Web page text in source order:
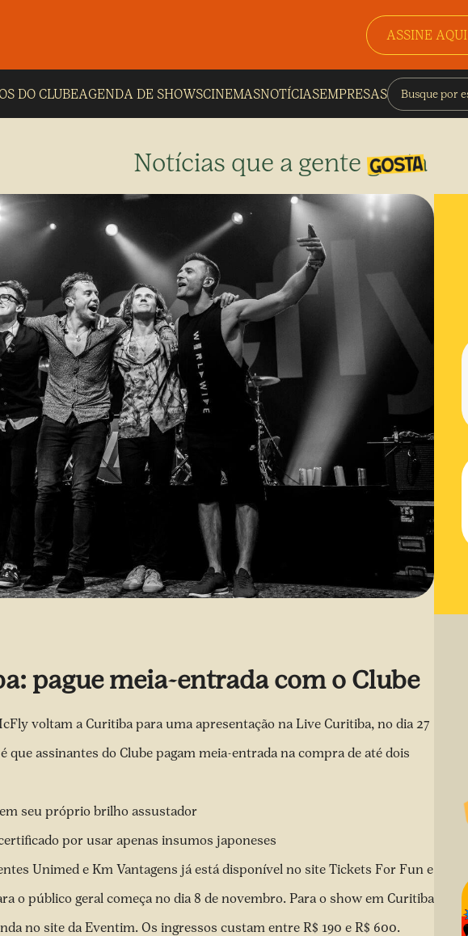
ASSINE AQUI
DO CLUBEAGENDA DE SHOWSCINEMASNOTÍCIASEMPRESAS
Notícias que a gente gosta
pague meia-entrada com o Clube
voltam a Curitiba para uma apresentação na Live Curitiba, no dia 27
que assinantes do Clube pagam meia-entrada na compra de até dois
seu próprio brilho assustador
por usar apenas insumos japoneses
Unimed e Km Vantagens já está disponível no site Tickets For Fun e
o público geral começa no dia 8 de novembro. Para o show em Curitiba
no site da Eventim. Os ingressos custam entre R$ 190 e R$ 600.